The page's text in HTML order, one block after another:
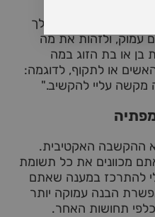
מתגברים במהלך
עמוק, ולזהות את מה
או בת הזוג במה
או לתקוף, לדוגמה:
מקשה עליי להקשיב."
ההקשבה האקטיבית.
מכוונים את כל תשומת
להתרכז במענה שאתם
הבנה עמוקה יותר
תחושות האחר.